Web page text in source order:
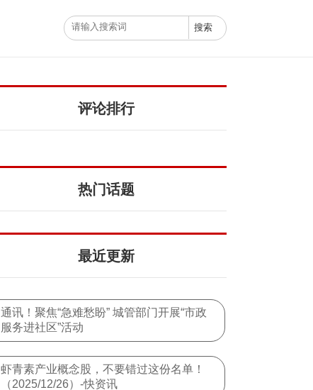
评论排行
热门话题
最近更新
通讯！聚焦“急难愁盼” 城管部门开展“市政
服务进社区”活动
虾青素产业概念股，不要错过这份名单！
（2025/12/26）-快资讯